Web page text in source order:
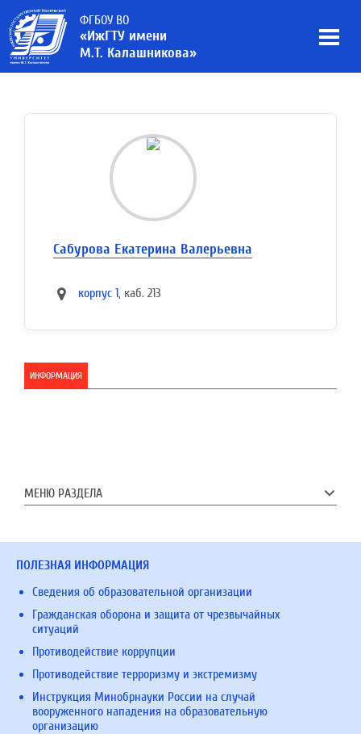
ФГБОУ ВО
«ИжГТУ имени
М.Т. Калашникова»
Сабурова Екатерина Валерьевна
корпус 1, каб. 213
ИНФОРМАЦИЯ
МЕНЮ РАЗДЕЛА
ПОЛЕЗНАЯ ИНФОРМАЦИЯ
Сведения об образовательной организации
Гражданская оборона и защита от чрезвычайных
ситуаций
Противодействие коррупции
Противодействие терроризму и экстремизму
Инструкция Минобрнауки России на случай
вооруженного нападения на образовательную
организацию